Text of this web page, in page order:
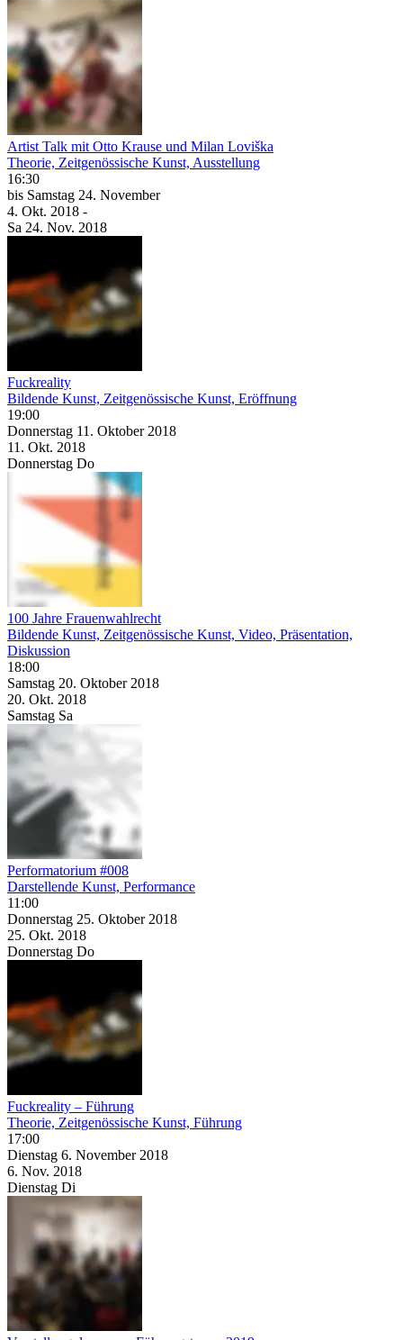
Artist Talk mit Otto Krause und Milan Loviška
Theorie, Zeitgenössische Kunst, Ausstellung
16:30
bis Samstag 24. November
4. Okt. 2018 -
Sa 24. Nov. 2018
Fuckreality
Bildende Kunst, Zeitgenössische Kunst, Eröffnung
19:00
Donnerstag 11. Oktober 2018
11. Okt. 2018
Donnerstag Do
100 Jahre Frauenwahlrecht
Bildende Kunst, Zeitgenössische Kunst, Video, Präsentation,
Diskussion
18:00
Samstag 20. Oktober 2018
20. Okt. 2018
Samstag Sa
Performatorium #008
Darstellende Kunst, Performance
11:00
Donnerstag 25. Oktober 2018
25. Okt. 2018
Donnerstag Do
Fuckreality – Führung
Theorie, Zeitgenössische Kunst, Führung
17:00
Dienstag 6. November 2018
6. Nov. 2018
Dienstag Di